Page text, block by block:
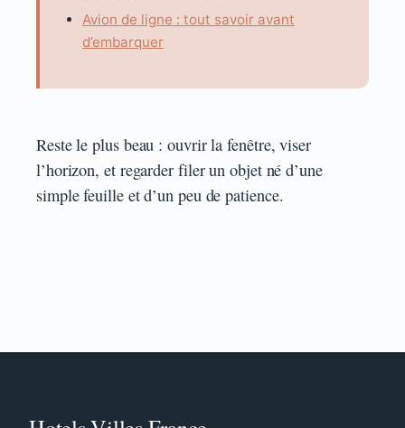
Avion de ligne : tout savoir avant
d’embarquer
Reste le plus beau : ouvrir la fenêtre, viser
l’horizon, et regarder filer un objet né d’une
simple feuille et d’un peu de patience.